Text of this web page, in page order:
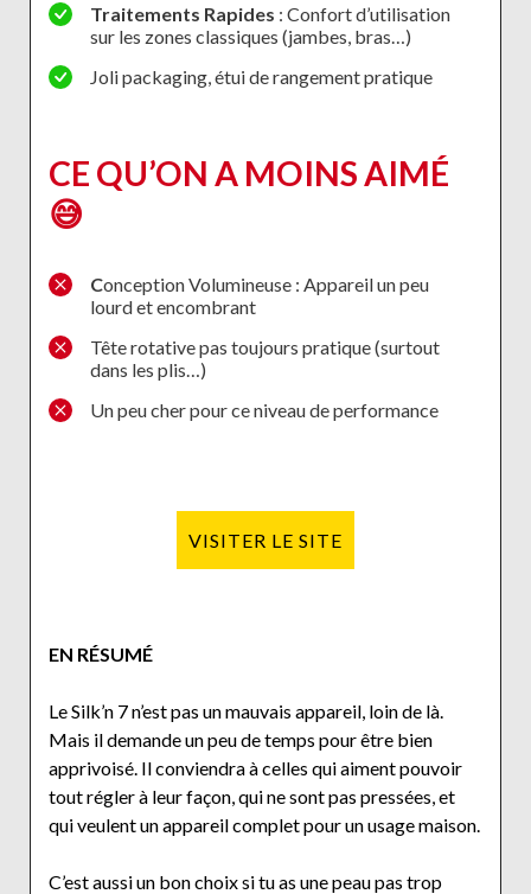
Traitements Rapides : Confort d’utilisation
sur les zones classiques (jambes, bras…)
Joli packaging, étui de rangement pratique
CE QU’ON A MOINS AIMÉ
😅
Conception Volumineuse : Appareil un peu
lourd et encombrant
Tête rotative pas toujours pratique (surtout
dans les plis…)
Un peu cher pour ce niveau de performance
VISITER LE SITE
EN RÉSUMÉ
Le Silk’n 7 n’est pas un mauvais appareil, loin de là.
Mais il demande un peu de temps pour être bien
apprivoisé. Il conviendra à celles qui aiment pouvoir
tout régler à leur façon, qui ne sont pas pressées, et
qui veulent un appareil complet pour un usage maison.
C’est aussi un bon choix si tu as une peau pas trop